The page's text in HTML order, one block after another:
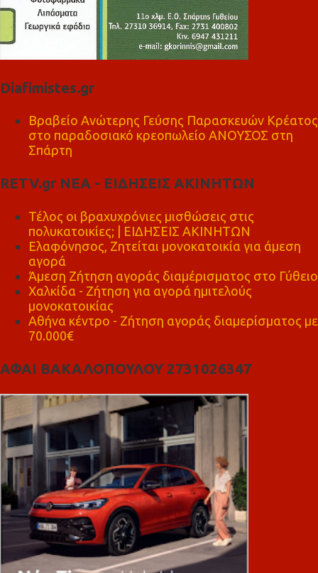
Diafimistes.gr
Βραβείο Ανώτερης Γεύσης Παρασκευών Κρέατος
στο παραδοσιακό κρεοπωλείο ΑΝΟΥΣΟΣ στη
Σπάρτη
RETV.gr ΝΕΑ - ΕΙΔΗΣΕΙΣ ΑΚΙΝΗΤΩΝ
Τέλος οι βραχυχρόνιες μισθώσεις στις
πολυκατοικίες; | ΕΙΔΗΣΕΙΣ ΑΚΙΝΗΤΩΝ
Ελαφόνησος, Ζητείται μονοκατοικία για άμεση
αγορά
Άμεση Ζήτηση αγοράς διαμέρισματος στο Γύθειο
Χαλκίδα - Ζήτηση για αγορά ημιτελούς
μονοκατοικίας
Αθήνα κέντρο - Ζήτηση αγοράς διαμερίσματος με
70.000€
ΑΦΑΙ ΒΑΚΑΛΟΠΟΥΛΟΥ 2731026347